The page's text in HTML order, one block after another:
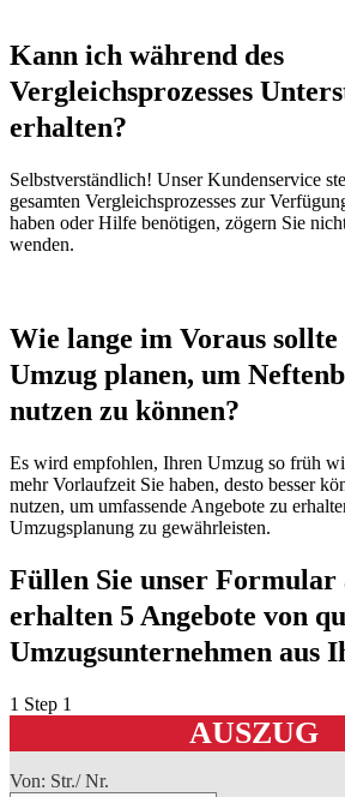
Kann ich während des
Vergleichsprozesses
erhalten?
Selbstverständlich! Unser Kundenservice
gesamten Vergleichsprozesses zur
haben oder Hilfe benötigen, zögern Sie
wenden.
Wie lange im Voraus
Umzug planen, um
nutzen zu können?
Es wird empfohlen, Ihren Umzug so früh
mehr Vorlaufzeit Sie haben, desto besser
nutzen, um umfassende Angebote zu
Umzugsplanung zu gewährleisten.
Füllen Sie unser Formular
erhalten 5 Angebote von
Umzugsunternehmen aus
1 Step 1
AUSZUG
Von: Str./ Nr.